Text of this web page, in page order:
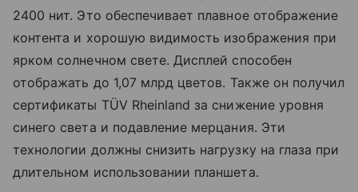
2400 нит. Это обеспечивает плавное отображение
контента и хорошую видимость изображения при
ярком солнечном свете. Дисплей способен
отображать до 1,07 млрд цветов. Также он получил
сертификаты TÜV Rheinland за снижение уровня
синего света и подавление мерцания. Эти
технологии должны снизить нагрузку на глаза при
длительном использовании планшета.